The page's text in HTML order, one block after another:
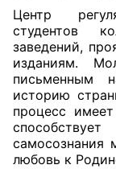
Центр
студентов
заведений,
изданиям.
письменным
историю
процесс
самосознания
любовь к